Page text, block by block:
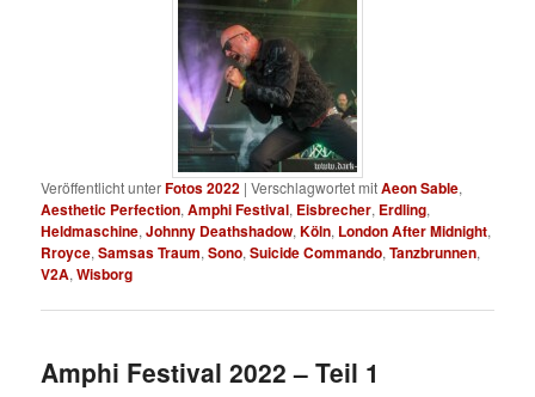
Veröffentlicht unterFotos 2022 |Verschlagwortet mitAeon Sable,
Aesthetic Perfection,Amphi Festival, Eisbrecher, Erdling,
Heldmaschine,Johnny Deathshadow,Köln, London After Midnight,
Rroyce,Samsas Traum,Sono,Suicide Commando,Tanzbrunnen,
V2A,Wisborg
Amphi Festival 2022 – Teil 1